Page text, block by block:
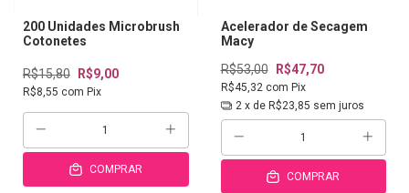
200 Unidades Microbrush
Cotonetes
R$15,80 R$9,00
R$8,55 com Pix
COMPRAR
Acelerador de Secagem
Macy
R$53,00
R$47,70
R$45,32 com Pix
2 x de R$23,85 sem juros
COMPRAR